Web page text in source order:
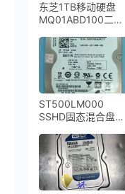
东芝1TB移动硬盘
MQ01ABD100二次
ST500LM000
SSHD固态混合盘
不转数据恢复成功